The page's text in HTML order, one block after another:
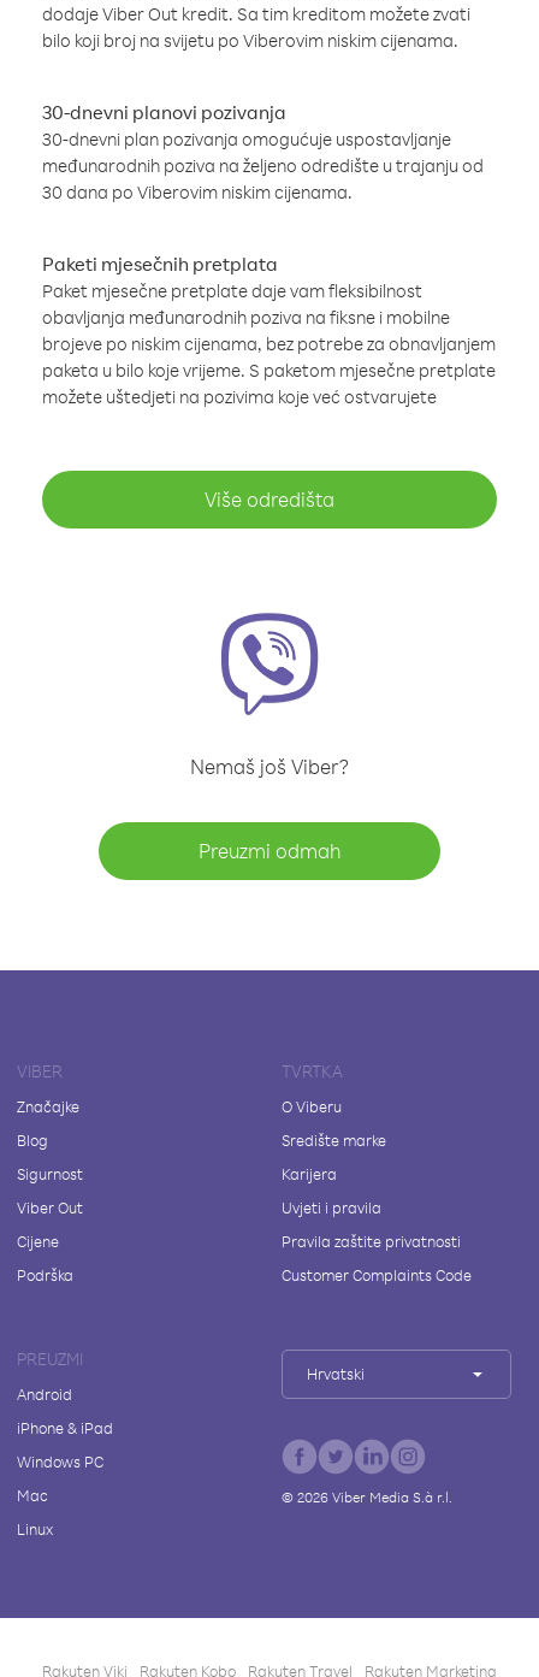
dodaje Viber Out kredit. Sa tim kreditom možete zvati
bilo koji broj na svijetu po Viberovim niskim cijenama.
30-dnevni planovi pozivanja
30-dnevni plan pozivanja omogućuje uspostavljanje
međunarodnih poziva na željeno odredište u trajanju od
30 dana po Viberovim niskim cijenama.
Paketi mjesečnih pretplata
Paket mjesečne pretplate daje vam fleksibilnost
obavljanja međunarodnih poziva na fiksne i mobilne
brojeve po niskim cijenama, bez potrebe za obnavljanjem
paketa u bilo koje vrijeme. S paketom mjesečne pretplate
možete uštedjeti na pozivima koje već ostvarujete
Više odredišta
Nemaš još Viber?
Preuzmi odmah
VIBER
Značajke
Blog
Sigurnost
Viber Out
Cijene
Podrška
TVRTKA
O Viberu
Središte marke
Karijera
Uvjeti i pravila
Pravila zaštite privatnosti
Customer Complaints Code
PREUZMI
Android
iPhone & iPad
Windows PC
Mac
Linux
Hrvatski
© 2026Viber Media S.à r.l.
Rakuten Viki Rakuten Kobo Rakuten Travel Rakuten Marketing